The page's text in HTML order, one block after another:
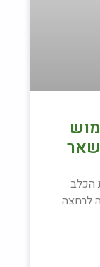
הכלב
לרחצה.